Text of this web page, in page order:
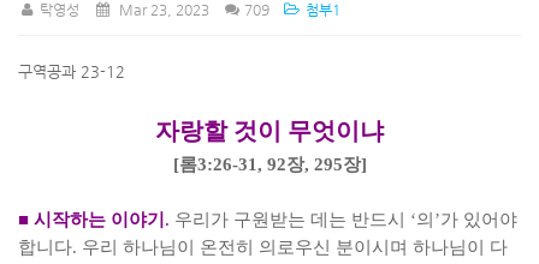
탁영성 Mar 23, 2023 709 첨부1
구역공과 23-12
자랑할 것이 무엇이냐
[롬3:26-31, 92장, 295장]
■ 시작하는 이야기 . 우리가 구원받는 데는 반드시 ‘의 ’가 있어야
합니다. 우리 하나님이 온전히 의로우신 분이시며 하나님이 다